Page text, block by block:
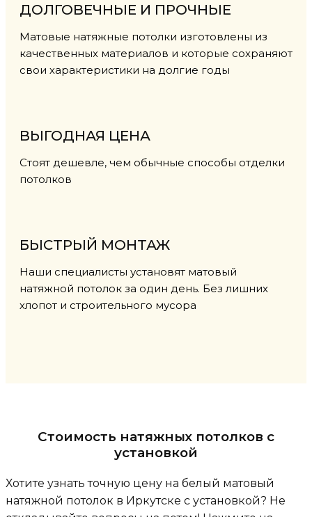
ДОЛГОВЕЧНЫЕ И ПРОЧНЫЕ
Матовые натяжные потолки изготовлены из
качественных материалов и которые сохраняют
свои характеристики на долгие годы
ВЫГОДНАЯ ЦЕНА
Стоят дешевле, чем обычные способы отделки
потолков
БЫСТРЫЙ МОНТАЖ
Наши специалисты установят матовый
натяжной потолок за один день. Без лишних
хлопот и строительного мусора
Стоимость натяжных потолков с
установкой
Хотите узнать точную цену на белый матовый
натяжной потолок в Иркутске с установкой? Не